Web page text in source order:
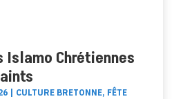
Islamo Chrétiennes
| CULTURE BRETONNE, FÊTE